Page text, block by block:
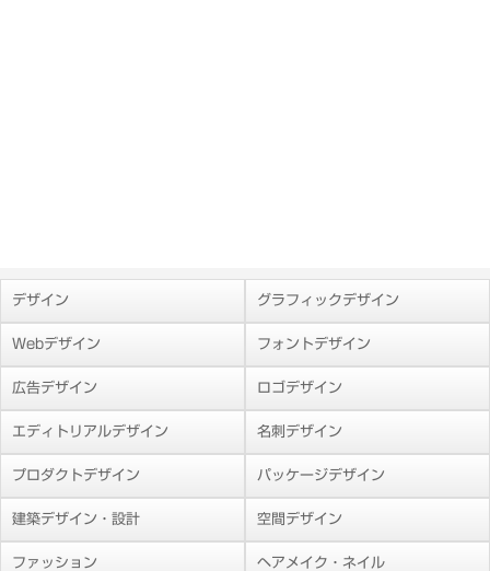
デザイン グラフィックデザイン
Webデザイン フォントデザイン
広告デザイン ロゴデザイン
エディトリアルデザイン 名刺デザイン
プロダクトデザイン パッケージデザイン
建築デザイン・設計 空間デザイン
ファッション ヘアメイク・ネイル